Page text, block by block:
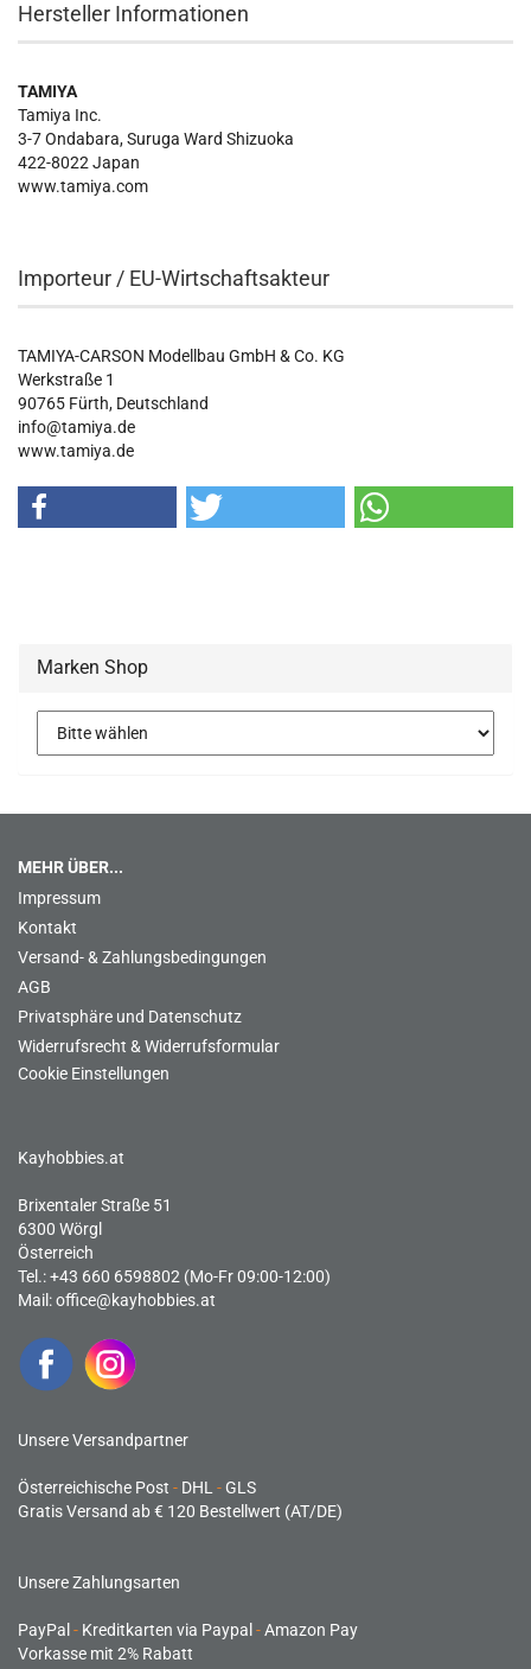
Hersteller Informationen
TAMIYA
Tamiya Inc.
3-7 Ondabara, Suruga Ward Shizuoka
422-8022 Japan
www.tamiya.com
Importeur / EU-Wirtschaftsakteur
TAMIYA-CARSON Modellbau GmbH & Co. KG
Werkstraße 1
90765 Fürth, Deutschland
info@tamiya.de
www.tamiya.de
Marken Shop
MEHR ÜBER...
Impressum
Kontakt
Versand- & Zahlungsbedingungen
AGB
Privatsphäre und Datenschutz
Widerrufsrecht & Widerrufsformular
Cookie Einstellungen
Kayhobbies.at
Brixentaler Straße 51
6300 Wörgl
Österreich
Tel.: +43 660 6598802 (Mo-Fr 09:00-12:00)
Mail:office@kayhobbies.at
Unsere Versandpartner
Österreichische Post - DHL -GLS
Gratis Versand ab € 120 Bestellwert (AT/DE)
Unsere Zahlungsarten
PayPal - Kreditkarten via Paypal -Amazon Pay
Vorkasse mit 2% Rabatt